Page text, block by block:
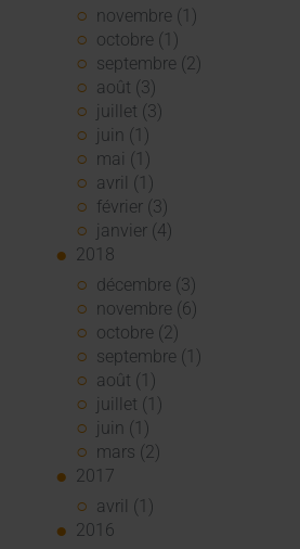
novembre (1)
octobre (1)
septembre (2)
août (3)
juillet (3)
juin (1)
mai (1)
avril (1)
février (3)
janvier (4)
2018
décembre (3)
novembre (6)
octobre (2)
septembre (1)
août (1)
juillet (1)
juin (1)
mars (2)
2017
avril (1)
2016